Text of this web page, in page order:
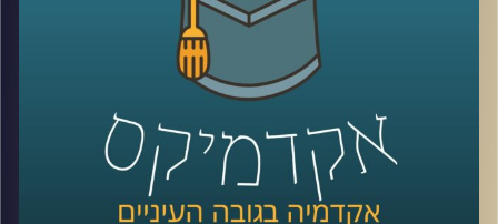
כדי לשפוך אור על המצב בסודאן הצטרף אלינו ד"ר חיים קורן,
בית ספר לאודר לממשל, דיפלומטיה ואסטרטגיה, אוניברסיטת
לשעבר שגריר ישראל הראשון לדרום סודאן ומצרים.
קרדיט תמונות:AudioVersity